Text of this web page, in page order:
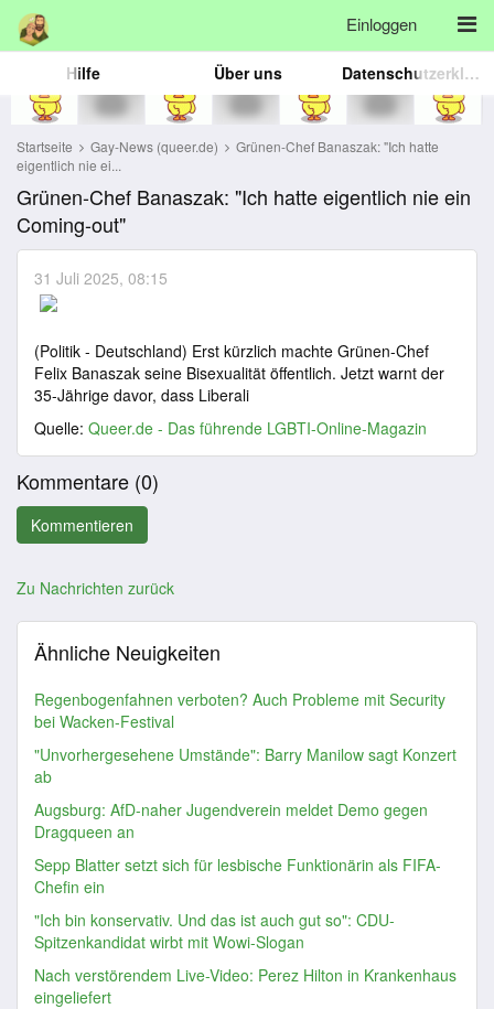
Einloggen
Hilfe Über uns Datenschutzerklärung
Startseite Gay-News (queer.de)
Grünen-Chef Banaszak: "Ich hatte
eigentlich nie ei...
Grünen-Chef Banaszak: "Ich hatte eigentlich nie ein
Coming-out"
31 Juli 2025, 08:15
(Politik - Deutschland) Erst kürzlich machte Grünen-Chef
Felix Banaszak seine Bisexualität öffentlich. Jetzt warnt der
35-Jährige davor, dass Liberali
Quelle: Queer.de - Das führende LGBTI-Online-Magazin
Kommentare (0)
Zu Nachrichten zurück
Ähnliche Neuigkeiten
Regenbogenfahnen verboten? Auch Probleme mit Security
bei Wacken-Festival
"Unvorhergesehene Umstände": Barry Manilow sagt Konzert
ab
Augsburg: AfD-naher Jugendverein meldet Demo gegen
Dragqueen an
Sepp Blatter setzt sich für lesbische Funktionärin als FIFA-
Chefin ein
"Ich bin konservativ. Und das ist auch gut so": CDU-
Spitzenkandidat wirbt mit Wowi-Slogan
Nach verstörendem Live-Video: Perez Hilton in Krankenhaus
eingeliefert